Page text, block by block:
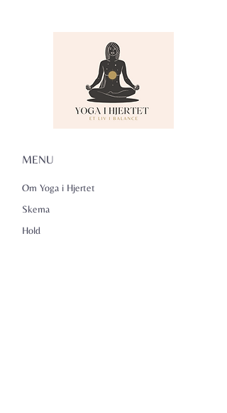
MENU
Om Yoga i Hjertet
Skema
Hold